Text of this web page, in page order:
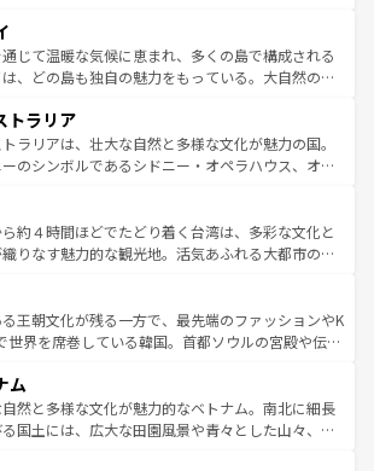
通費無料で観光を楽しむこともできる。 なお、新
ス情報はコンテンツ一覧 を参照してほしい。
巨大都市は、観光、ショッピング、エンターテイ
が詰まった刺激的なスポットだ。一方、アメリカ
は大自然が広がり、グランドキャニオンやイエロー
ーオーリンズでは、音楽と美食が融合した独特の
力。旅行者はアメリカの各地域で異なる魅力を楽
ら、その多様性と豊かな歴史を感じることができ
沢な旅のスタイルだ。 なお、新着のアメリカ
コンテンツ一覧を参照してほしい。
じて温暖な気候に恵まれ、多くの島で構成される
、どの島も独自の魅力をもっている。大自然の神
見逃せない。また、定番の観光地といえばオアフ
静かな自然を求めるならマウイ島やカウアイ島が
。エメラルドグリーンに輝く海をはじめ、豊かな
てなしの心で訪れる人々を迎えてくれるハワイの
いしいローカルフードやハワイアンミュージッ
的なフラダンスなど、すべてがハワイの魅力を彩
に味わってほしい。 なお、新着のハワイ情報
ンツ一覧を参照してほしい。
トラリア
ラリアは、壮大な自然と多様な文化が魅力の国。
のシンボルであるシドニー・オペラハウス、オー
フや大陸中央部にそびえるウルル（エアーズロッ
スマニアの美しい原生林やケアンズの熱帯雨林な
ころがたくさん。また、カフェやワイン、オージ
クティビティも充実しており、サーフィンやダイ
ハイキングなど、アウトドア好きにはたまらな
ストラリアの多彩な魅力を存分に味わいつくそ
ほしい。
約４時間ほどでたどり着く台湾は、多彩な文化と
りなす魅力的な観光地。活気あふれる大都市の台
ひつな山岳地帯である台湾東部など、都市の喧騒
静けさが共存しており、訪れる人に新しい発見と
たらしてくれる。また、奥深い台湾の食文化も魅
いと評判のスイーツなど、バラエティ豊かな料理
が味わえる。 なお、新着の台湾情報は コンテンツ一覧を参
しい。
王朝文化が残る一方で、最先端のファッションやK
世界を席巻している韓国。首都ソウルの宮殿や伝統
に足を延ばせば四季折々の自然美を楽しむことが
そして、キムチや焼肉、絶品のストリートフード
さまざまな韓国料理が待っている。夜には、韓国な
ム
然と多様な文化が魅力的なベトナム。南北に細長
る国土には、広大な田園風景や青々とした山々、世